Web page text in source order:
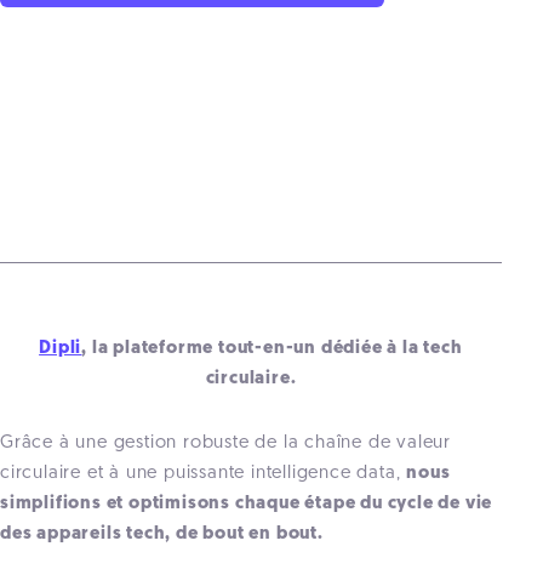
Dipli, la plateforme tout-en-un dédiée à la tech
circulaire.
Grâce à une gestion robuste de la chaîne de valeur
circulaire et à une puissante intelligence data, nous
simplifions et optimisons chaque étape du cycle de vie
des appareils tech, de bout en bout.